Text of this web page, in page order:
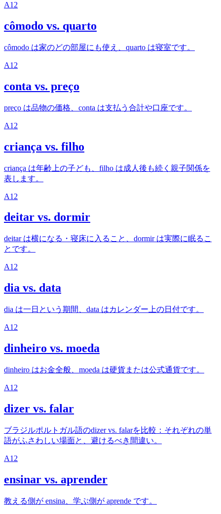
A1 2
cômodo vs. quarto
cômodo は家のどの部屋にも使え、quarto は寝室です。
A1 2
conta vs. preço
preço は品物の価格、conta は支払う合計や口座です。
A1 2
criança vs. filho
criança は年齢上の子ども、filho は成人後も続く親子関係を
表します。
A1 2
deitar vs. dormir
deitar は横になる・寝床に入ること、dormir は実際に眠るこ
とです。
A1 2
dia vs. data
dia は一日という期間、data はカレンダー上の日付です。
A1 2
dinheiro vs. moeda
dinheiro はお金全般、moeda は硬貨または公式通貨です。
A1 2
dizer vs. falar
ブラジルポルトガル語のdizer vs. falarを比較：それぞれの単
語がふさわしい場面と、避けるべき間違い。
A1 2
ensinar vs. aprender
教える側が ensina、学ぶ側が aprende です。